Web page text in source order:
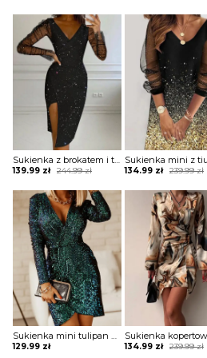
Sukienka z brokatem i transparentnymi rękawami
244.99zł
Original
was:
244.99 zł.
139.99 zł
Current
is:
139.99 zł.
239.99zł
Original
was:
239.99 zł.
134.99 zł
Current
is:
134.99 zł.
129.99 zł 239.99zł
Original
134.99 zł
Current